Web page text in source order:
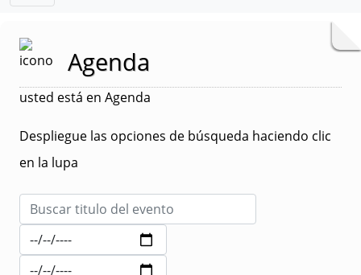
Agenda
usted está en Agenda
Despliegue las opciones de búsqueda haciendo clic
en la lupa